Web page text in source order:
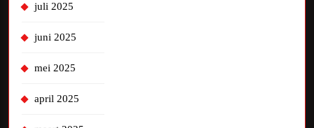
juli 2025
juni 2025
mei 2025
april 2025